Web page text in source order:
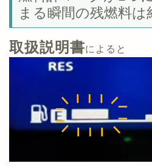
まる瞬間の残燃料は
取扱説明書によると